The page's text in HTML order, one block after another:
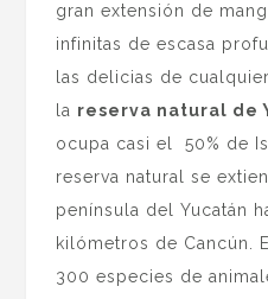
gran extensión de
infinitas de escasa
las delicias de
la reserva natural de
ocupa casi el 50% de
reserva natural se
península del Yucatán
kilómetros de Cancún.
300 especies de